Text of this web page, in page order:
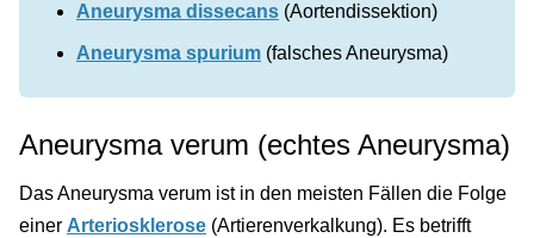
Aneurysma dissecans (Aortendissektion)
Aneurysma spurium (falsches Aneurysma)
Aneurysma verum (echtes Aneurysma)
Das Aneurysma verum ist in den meisten Fällen die Folge
einer Arteriosklerose (Artierenverkalkung). Es betrifft